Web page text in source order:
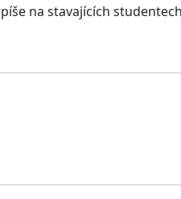
na stavajících